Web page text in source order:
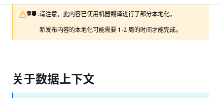
重要 :请注意，此内容已使用机器翻译进行了部分本地化。
新发布内容的本地化可能需要 1-2 周的时间才能完成。
关于数据上下文